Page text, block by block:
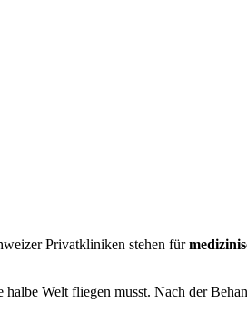
Privatkliniken stehen für
Welt fliegen musst. Nach der